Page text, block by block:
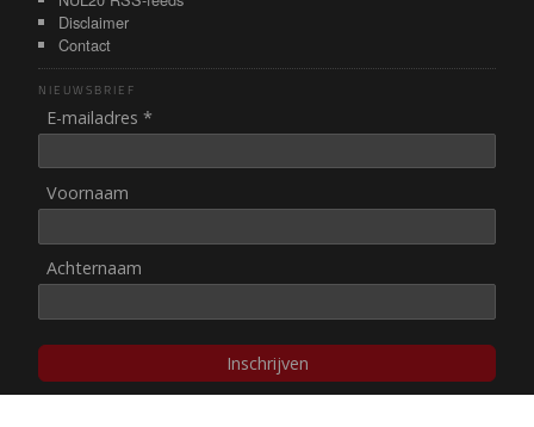
Disclaimer
Contact
NIEUWSBRIEF
E-mailadres *
Voornaam
Achternaam
Inschrijven